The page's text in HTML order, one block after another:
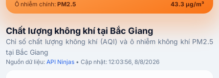
Ô nhiễm chính: PM2.5 43.3 µg/m³
Chất lượng không khí tại Bắc Giang
Chỉ số chất lượng không khí (AQI) và ô nhiễm không khí PM2.5
tại Bắc Giang
Nguồn dữ liệu: API Ninjas • Cập nhật: 12:03:56, 8/8/2026